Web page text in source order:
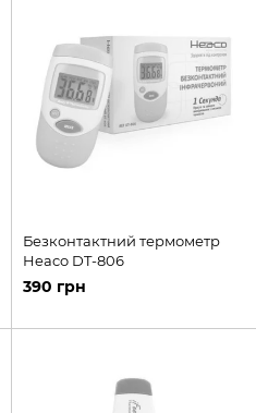
Безконтактний термометр
Heaco DT-806
390 грн